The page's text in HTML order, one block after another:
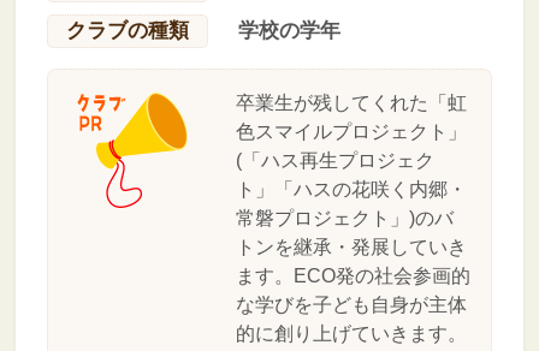
クラブの種類
学校の学年
卒業生が残してくれた「虹
色スマイルプロジェクト」
(「ハス再生プロジェク
ト」「ハスの花咲く内郷・
常磐プロジェクト」)のバ
トンを継承・発展していき
ます。ECO発の社会参画的
な学びを子ども自身が主体
的に創り上げていきます。